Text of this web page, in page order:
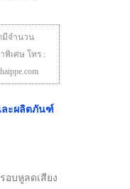
มีจำนวน
เศษ โทร :
ละผลิตภันฑ์
อบหูลดเสียง